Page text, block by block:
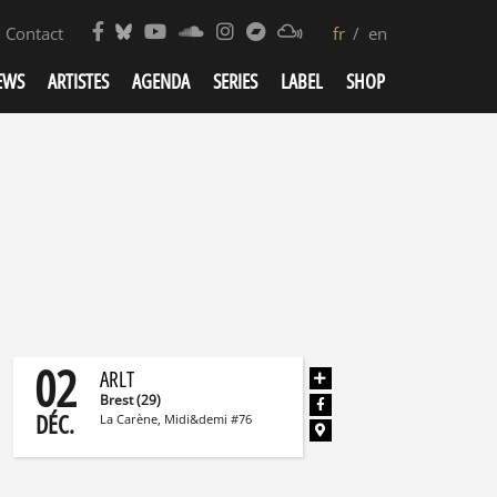
fr en
Contact
ARTISTES AGENDA SERIES LABEL SHOP
‘TURNETABLE’ ÇA TOURNE ET ÇA
!
02
DÉC.
ARLT
Brest (29)
La Carène, Midi&demi #76